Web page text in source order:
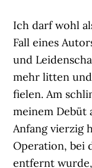
Ich darf wohl
Fall eines
und
mehr litten
fielen. Am
meinem Debüt
Anfang vierzig
Operation, bei
entfernt